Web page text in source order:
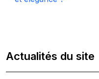
Actualités du site